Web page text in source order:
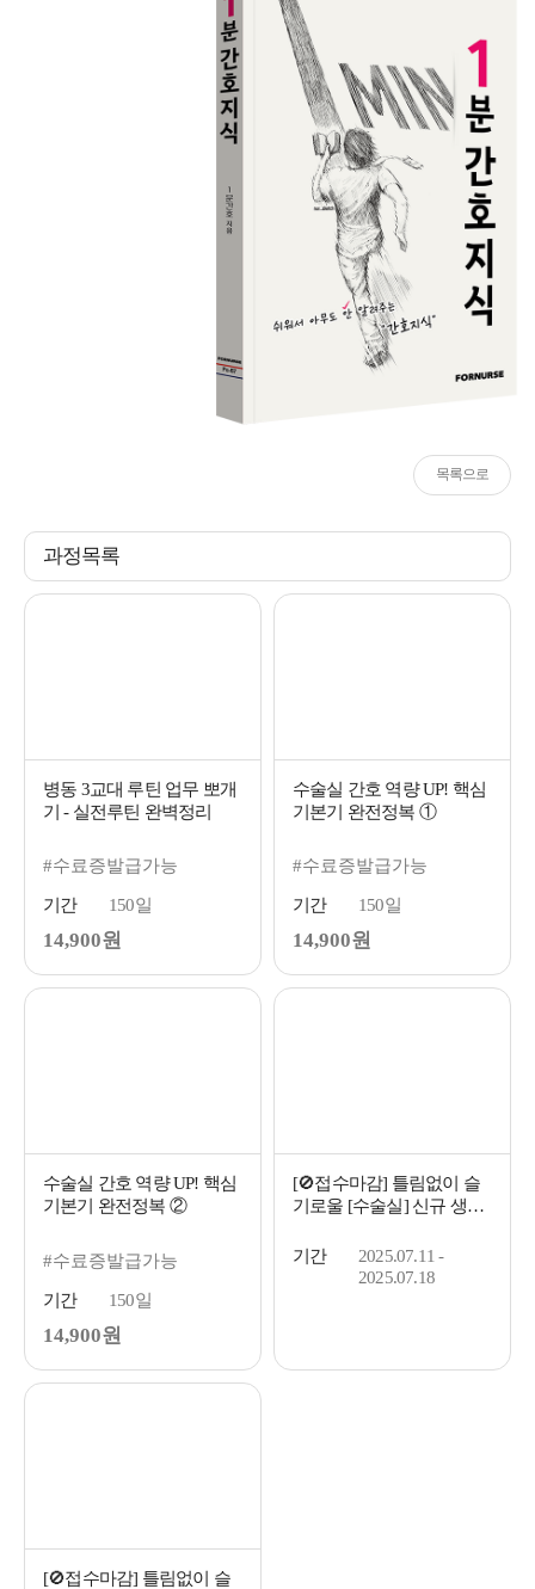
목록으로
과정목록
병동 3교대 루틴 업무 뽀개
기 - 실전루틴 완벽정리
#수료증발급가능
기간 150일
14,900원
수술실 간호 역량 UP! 핵심
기본기 완전정복 ①
#수료증발급가능
기간 150일
14,900원
수술실 간호 역량 UP! 핵심
기본기 완전정복 ②
#수료증발급가능
기간 150일
14,900원
[🚫접수마감] 틀림없이 슬
기로울 [수술실] 신규 생활
기간
2025.07.11 -
2025.07.18
[🚫접수마감] 틀림없이 슬